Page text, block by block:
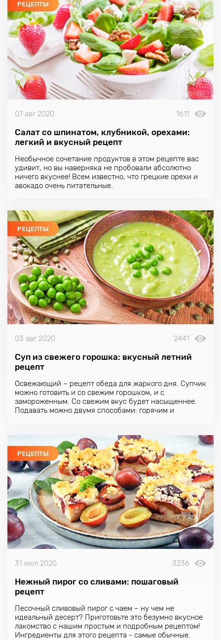
РЕЦЕПТЫ
07 авг 2020 1611
Салат со шпинатом, клубникой, орехами:
легкий и вкусный рецепт
Необычное сочетание продуктов в этом рецепте вас
удивит, но вы наверняка не пробовали абсолютно
ничего вкуснее! Всем известно, что грецкие орехи и
авокадо очень питательные.
РЕЦЕПТЫ
03 авг 2020 2441
Суп из свежего горошка: вкусный летний
рецепт
Освежающий – рецепт обеда для жаркого дня. Супчик
можно готовить и со свежим горошком, и с
замороженным. Со свежим вкус будет насыщеннее.
Подавать можно двумя способами: горячим и
РЕЦЕПТЫ
31 июл 2020 3236
Нежный пирог со сливами: пошаговый
рецепт
Песочный сливовый пирог с чаем – ну чем не
идеальный десерт? Приготовьте это безумно вкусное
лакомство с нашим простым и подробным рецептом!
Ингредиенты для этого рецепта - самые обычные.